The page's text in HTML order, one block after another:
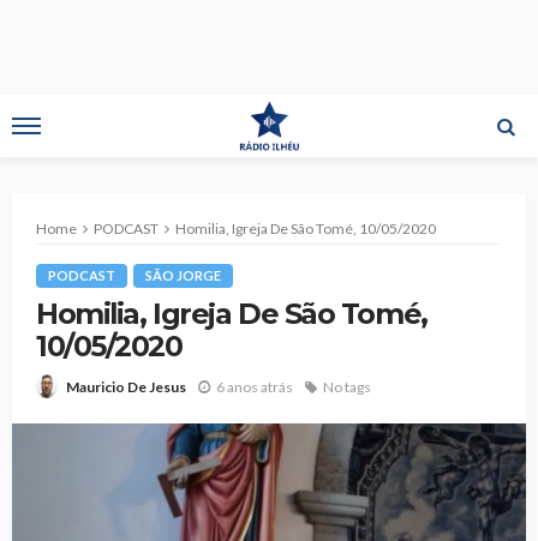
Home PODCAST Homilia, Igreja De São Tomé, 10/05/2020
PODCAST SÃO JORGE
Homilia, Igreja De São Tomé,
10/05/2020
Mauricio De Jesus 6 anos atrás No tags